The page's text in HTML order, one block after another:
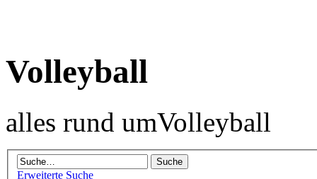
Volleyball
alles rund umVolleyball
Erweiterte Suche